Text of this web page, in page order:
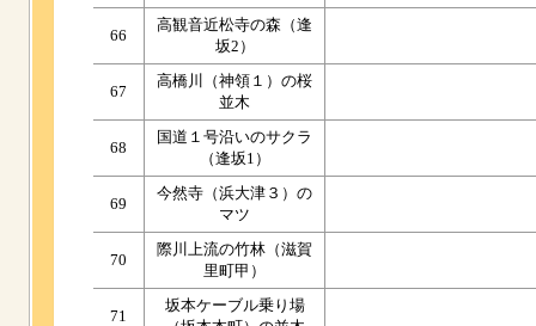
66
高観音近松寺の森（逢
坂2）
67
高橋川（神領１）の桜
並木
68
国道１号沿いのサクラ
（逢坂1）
69
今然寺（浜大津３）の
マツ
70
際川上流の竹林（滋賀
里町甲）
71
坂本ケーブル乗り場